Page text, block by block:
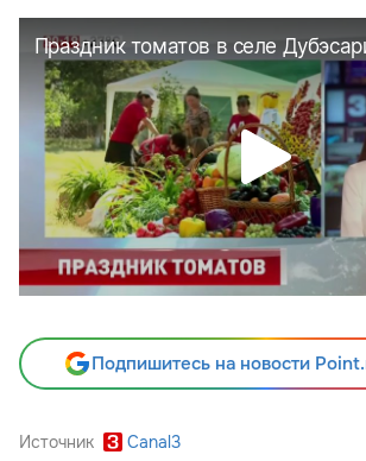
Подпишитесь на новости
Источник Canal3